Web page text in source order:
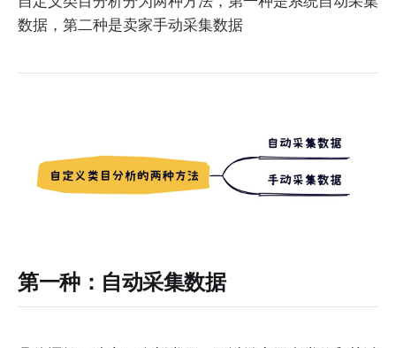
数据，第二种是卖家手动采集数据
第一种：自动采集数据